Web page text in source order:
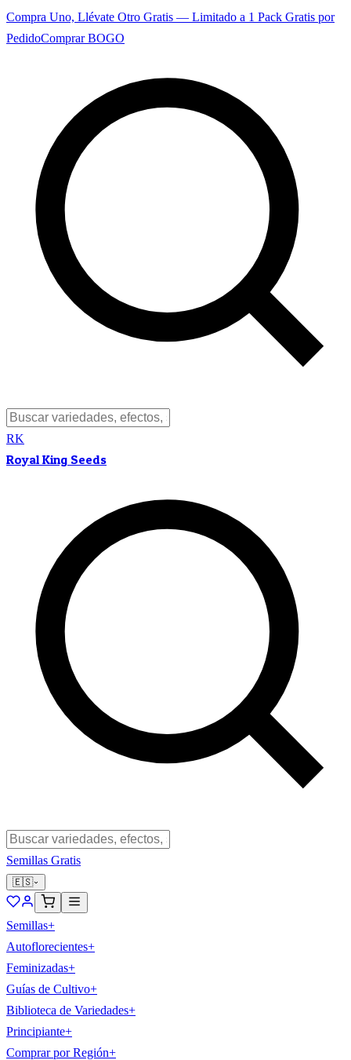
Compra Uno, Llévate Otro Gratis — Limitado a 1 Pack Gratis por
PedidoComprar BOGO
RK
Royal King Seeds
Semillas Gratis
🇪🇸
Semillas+
Autoflorecientes+
Feminizadas+
Guías de Cultivo+
Biblioteca de Variedades+
Principiante+
Comprar por Región+